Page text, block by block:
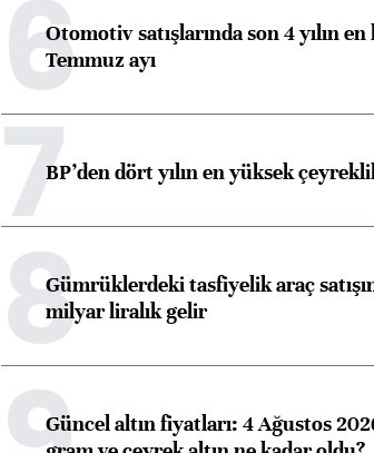
6Otomotiv satışlarında son 4 yılın
Temmuz ayı
7BP’den dört yılın en yüksek
8Gümrüklerdeki tasfiyelik araç
milyar liralık gelir
Güncel altın fiyatları: 4 Ağustos